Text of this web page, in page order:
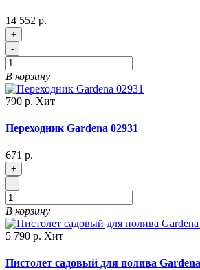
14 552 р.
+
-
В корзину
790 р. Хит
Переходник Gardena 02931
671 р.
+
-
В корзину
5 790 р. Хит
Пистолет садовый для полива